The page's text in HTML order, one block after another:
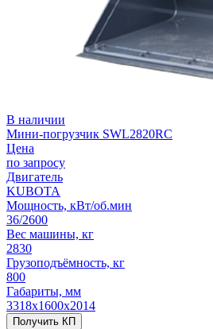
В наличии
Мини-погрузчик SWL2820RC
Цена
по запросу
Двигатель
KUBOTA
Мощность, кВт/об.мин
36/2600
Вес машины, кг
2830
Грузоподъёмность, кг
800
Габариты, мм
3318х1600х2014
Получить КП